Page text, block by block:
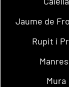
Jaume de
Rupit i
Mura